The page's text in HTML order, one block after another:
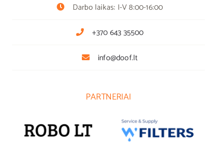
Darbo laikas: I-V 8:00-16:00
+370 643 35500
info@doof.lt
PARTNERIAI